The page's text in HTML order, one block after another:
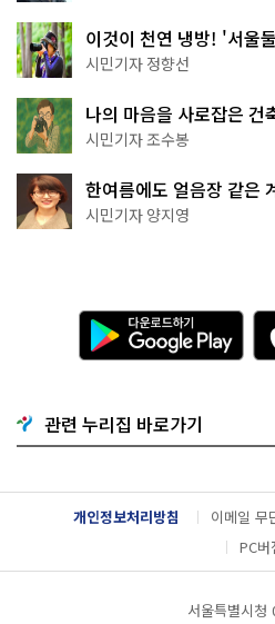
이것이 천연 냉방! '서울
나볼까
시민기자 정향선
나의 마음을 사로잡은
상작 공개!
시민기자 조수봉
한여름에도 얼음장 같은
천국이네~
시민기자 양지영
다
운
로
기
G
o
g
l
e
관련 누리집 바로가기
개인정보처리방침 이메일 무
PC버
서울특별시청